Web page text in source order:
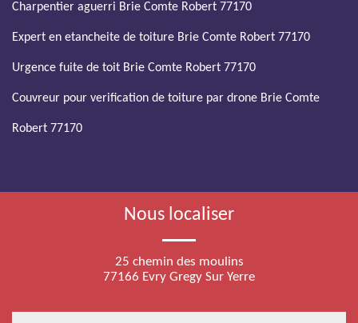
Charpentier aguerri Brie Comte Robert 77170
Expert en etancheite de toiture Brie Comte Robert 77170
Urgence fuite de toit Brie Comte Robert 77170
Couvreur pour verification de toiture par drone Brie Comte
Robert 77170
Nous localiser
25 chemin des moulins
77166 Evry Gregy Sur Yerre